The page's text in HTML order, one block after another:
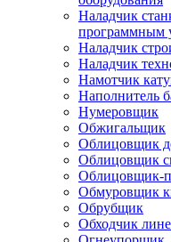
Наладчик
программным
Наладчик
Наладчик
Намотчик
Наполнитель
Нумеровщик
Обжигальщик
Облицовщик
Облицовщик
Облицовщик-
Обмуровщик
Обрубщик
Обходчик